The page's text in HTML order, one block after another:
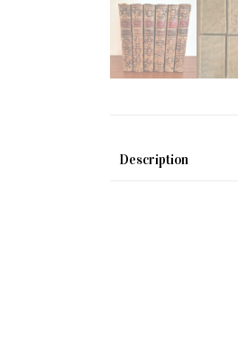
Description